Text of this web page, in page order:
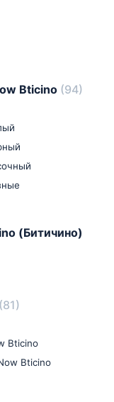
Bticino (94)
(Битичино)
(81)
Bticino
Bticino